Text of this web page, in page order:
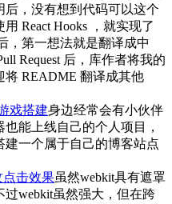
，没有想到代码可以这个
React Hooks ，就实现了
，第一想法就是翻译成中
Request 后，库作者将我的
将 README 翻译成其他
戏搭建身边经常会有小伙伴
能上线自己的个人项目，
建一个属于自己的博客站点
点击效果虽然webkit具有遮罩
过webkit虽然强大，但在跨